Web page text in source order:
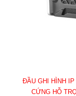
ĐẦU GHI HÌNH
CỨNG HỖ